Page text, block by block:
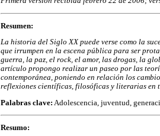
Resumen:
La historia del Siglo XX puede verse como la
que irrumpen en la escena pública para ser
guerra, la paz, el rock, el amor, las drogas, la
artículo propongo realizar un paseo por las
contemporánea, poniendo en relación los
reflexiones científicas, filosóficas y literarias en
Palabras clave: Adolescencia, juventud,
Resumo: